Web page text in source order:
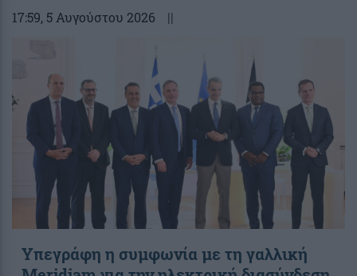
17:59, 5 Αυγούστου 2026 ||
Υπεγράφη η συμφωνία με τη γαλλική